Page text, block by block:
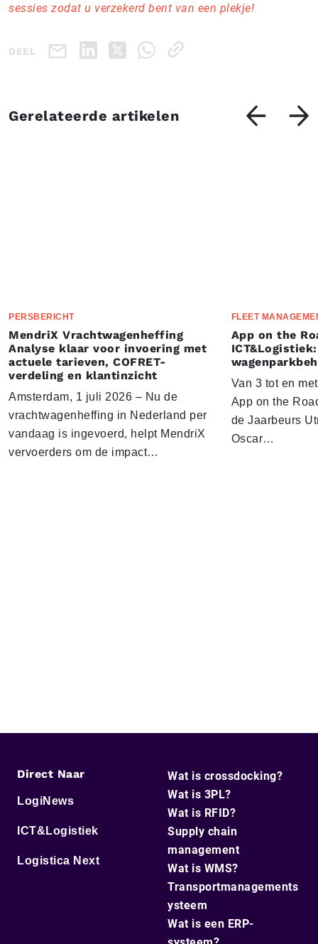
sessies zodat u verzekerd bent van een plekje!
DEEL
Gerelateerde artikelen
PERSBERICHT
MendriX Vrachtwagenheffing
Analyse klaar voor invoering met
actuele tarieven, COFRET-
verdeling en klantinzicht
Amsterdam, 1 juli 2026 – Nu de
vrachtwagenheffing in Nederland per
vandaag is ingevoerd, helpt MendriX
vervoerders om de impact…
FLEET
App on the
Van 3 tot en
App on the
de Jaarbeurs
Oscar…
Direct Naar
LogiNews
ICT&Logistiek
Logistica Next
Wat is crossdocking?
Wat is 3PL?
Wat is RFID?
Supply chain
management
Wat is WMS?
Transportmanagements
ysteem
Wat is een ERP-